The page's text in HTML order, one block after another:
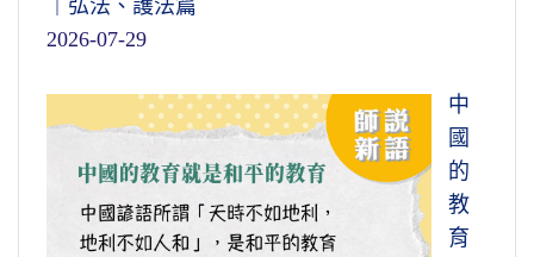
｜弘法、護法篇
2026-07-29
中
國
的
教
育